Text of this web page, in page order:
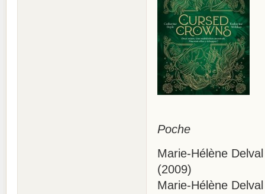
Poche
Marie-Hélène
(2009)
Marie-Hélène